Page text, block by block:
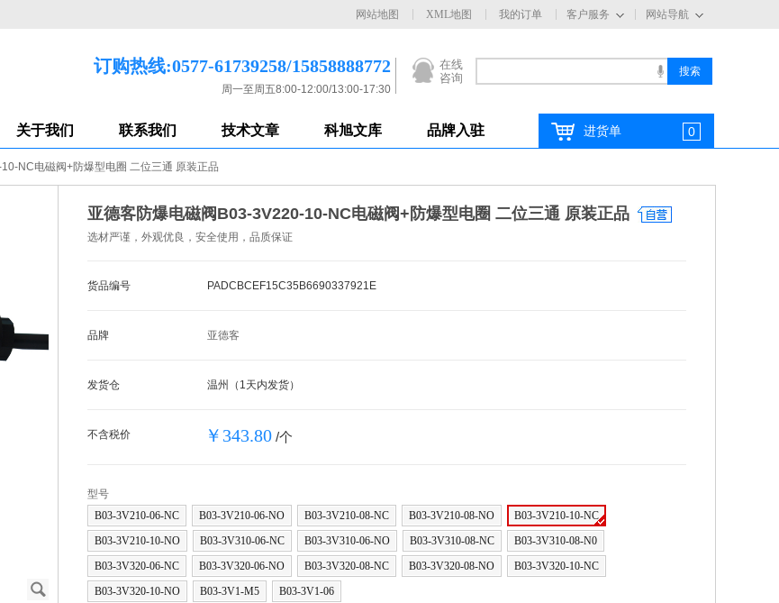
网站导航
客户服务
网站地图 XML地图 我的订单
在线
咨询
订购热线:0577-61739258/15858888772
周一至周五8:00-12:00/13:00-17:30
关于我们 联系我们 技术文章 科旭文库 品牌入驻 进货单 0
NC电磁阀+防爆型电圈 二位三通 原装正品
J
亚德客防爆电磁阀B03-3V220-10-NC电磁阀+防爆型电圈 二位三通 原装正品
选材严谨，外观优良，安全使用，品质保证
货品编号 PADCBCEF15C35B6690337921E
品牌 亚德客
发货仓 温州（1天内发货）
不含税价 ￥343.80 /个
型号
B03-3V210-06-NC
B03-3V210-06-NO B03-3V210-08-NC B03-3V210-08-NO
B03-3V210-10-NC
B03-3V210-10-NO
B03-3V310-06-NC B03-3V310-06-NO B03-3V310-08-NC
B03-3V310-08-N0
B03-3V320-06-NC
B03-3V320-06-NO B03-3V320-08-NC B03-3V320-08-NO
B03-3V320-10-NC
B03-3V320-10-NO
B03-3V1-M5 B03-3V1-06